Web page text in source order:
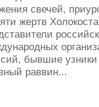
свечей,
жертв
бывшие узники
раввин...